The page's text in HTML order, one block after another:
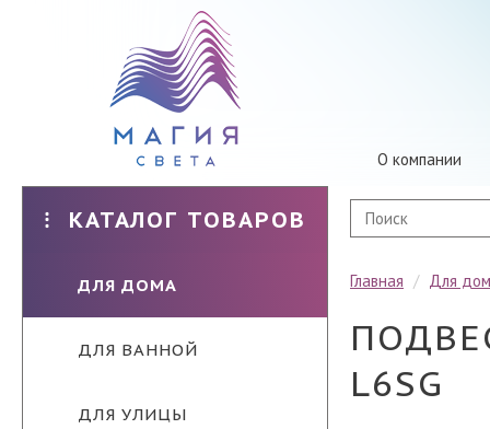
О компании
КАТАЛОГ ТОВАРОВ
ДЛЯ ДОМА
ДЛЯ ВАННОЙ
ДЛЯ УЛИЦЫ
Главная / Для
L6SG